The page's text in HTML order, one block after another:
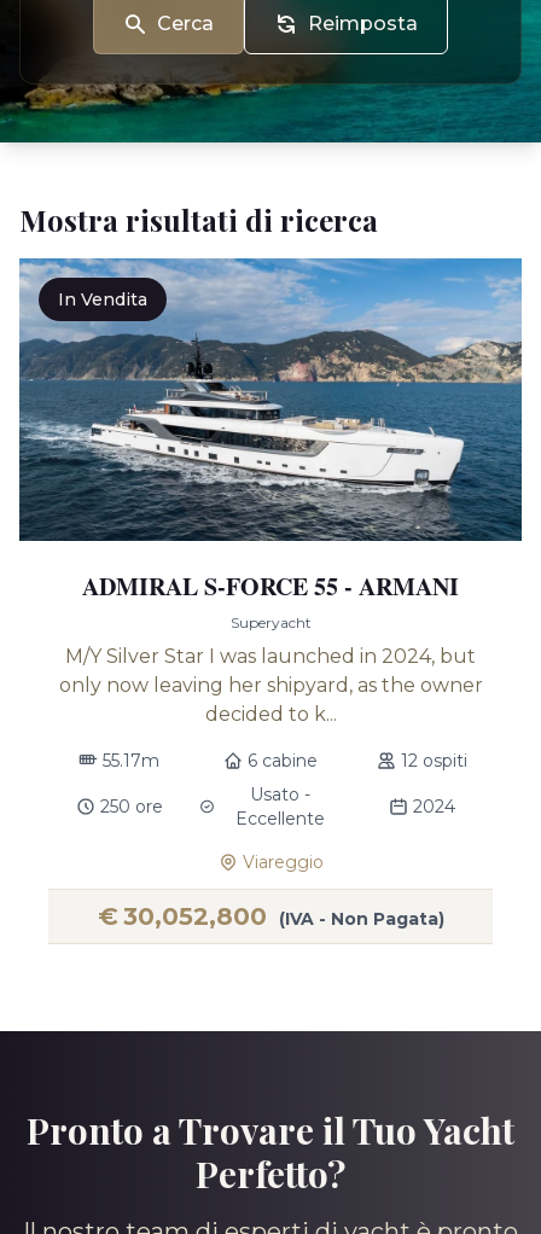
Cerca Reimposta
Mostra risultati di ricerca
In Vendita
ADMIRAL S-FORCE 55 - ARMANI
Superyacht
M/Y Silver Star I was launched in 2024, but
only now leaving her shipyard, as the owner
decided to k...
55.17m 6 cabine 12 ospiti
250 ore
Usato -
Eccellente
2024
Viareggio
€30,052,800 (IVA - Non Pagata)
Pronto a Trovare il Tuo Yacht
Perfetto?